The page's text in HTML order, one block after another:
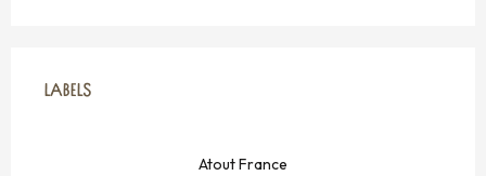
LABELS
LABELS
Atout France